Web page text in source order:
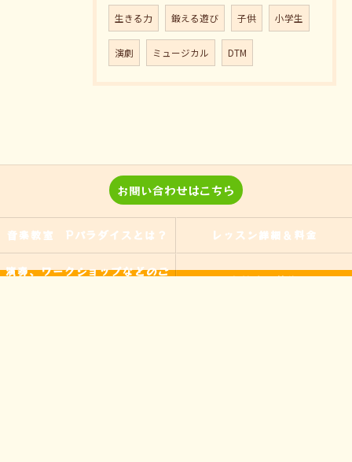
生きる力 鍛える遊び 子供 小学生
演劇 ミュージカル DTM
お問い合わせはこちら
音楽教室 Pパラダイスとは？ レッスン詳細＆料金
演奏、ワークショップなどのご
当教室の特徴